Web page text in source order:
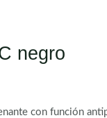
negro
con función